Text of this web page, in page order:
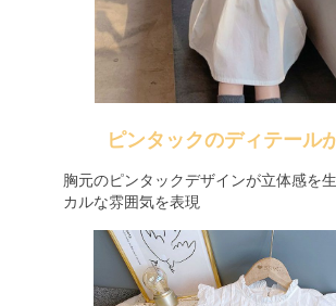
ピンタックのディテール
胸元のピンタックデザインが立体感を
カルな雰囲気を表現